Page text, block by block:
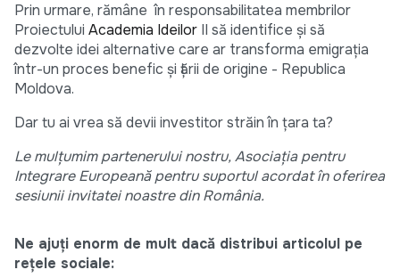
Prin urmare, rămâne în responsabilitatea membrilor
Proiectului Academia Ideilor II să identifice şi să
dezvolte idei alternative care ar transforma emigrația
într-un proces benefic şi țării de origine - Republica
Moldova.
Dar tu ai vrea să devii investitor străin în țara ta?
Le mulțumim partenerului nostru, Asociația pentru
Integrare Europeană pentru suportul acordat în oferirea
sesiunii invitatei noastre din România.
Ne ajuți enorm de mult dacă distribui articolul pe
rețele sociale: